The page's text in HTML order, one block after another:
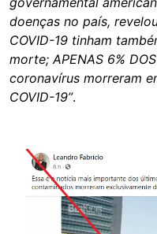
doenças no país,
COVID-19 tinham
morte; APENAS 6%
coronavírus morreram
COVID-19”.
Image